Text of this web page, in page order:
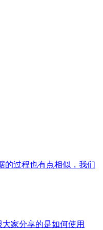
的过程也有点相似，我们
大家分享的是如何使用